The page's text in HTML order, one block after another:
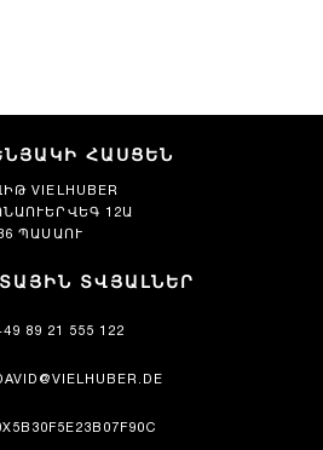
ՀԱՍՑԵՆ
VIELHUBER
12Ա
ՊԱՍԱՈՒ
ՏՎՅԱԼՆԵՐ
89 21 555 122